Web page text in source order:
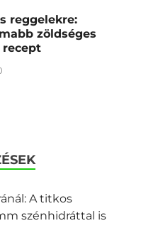
reggelekre:
zöldséges
A titkos
szénhidráttal is